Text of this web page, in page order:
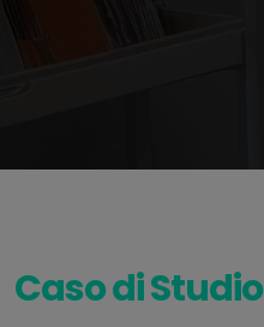
Caso di Studio